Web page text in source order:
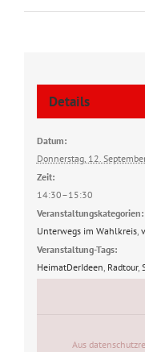
Details
Datum:
Donnerstag, 12.
Zeit:
14:30–15:30
Veranstaltungskategorien:
Unterwegs im Wahlkreis,
Veranstaltung-Tags:
HeimatDerIdeen Radtour,
Aus